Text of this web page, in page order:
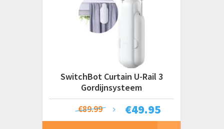
SwitchBot Curtain U-Rail 3
Gordijnsysteem
€49.95
€89.99